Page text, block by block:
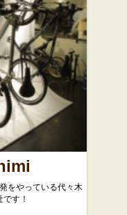
ュ
をやっている代々木
す！